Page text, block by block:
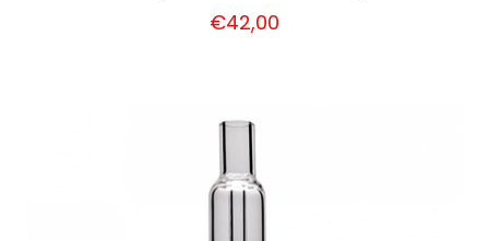
€42,00